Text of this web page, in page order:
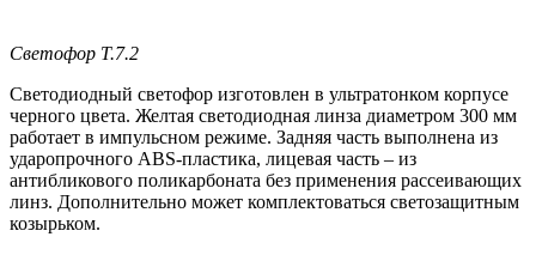
Светофор Т.7.2
Светодиодный светофор изготовлен в ультратонком корпусе
черного цвета. Желтая светодиодная линза диаметром 300 мм
работает в импульсном режиме. Задняя часть выполнена из
ударопрочного ABS-пластика, лицевая часть – из
антибликового поликарбоната без применения рассеивающих
линз. Дополнительно может комплектоваться светозащитным
козырьком.